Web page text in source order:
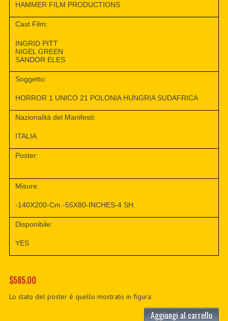
HAMMER FILM PRODUCTIONS
Cast Film:
INGRID PITT
NIGEL GREEN
SANDOR ELES
Soggetto:
HORROR 1 UNICO 21 POLONIA HUNGRIA SUDAFRICA
Nazionalità del Manifesti:
ITALIA
Poster:
Misure:
-140X200-Cm.-55X80-INCHES-4 SH.
Disponibile:
YES
$585.00
Lo stato del poster è quello mostrato in figura.
Aggiungi al carrello